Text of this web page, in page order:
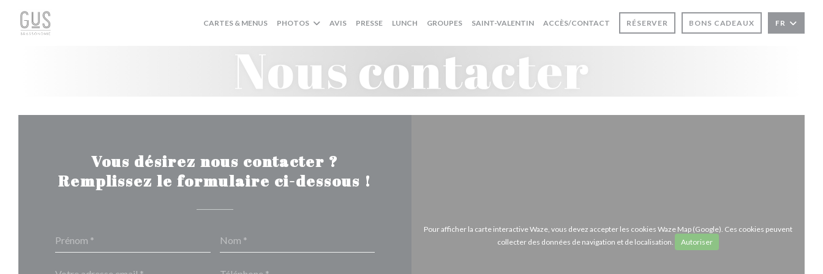
Personnalisation de vos choix en matière de cookies
CARTES & MENUS PHOTOS AVIS PRESSE LUNCH GROUPES((OUVRE UNE NOUVELLE FENÊTRE))
SAINT-VALENTIN((OUVRE UNE NOUVELLE FENÊTRE))
ACCÈS/CONTACT RÉSERVER BONS CADEAUX FR
Nous contacter
Vous désirez nous contacter ?
Remplissez le formulaire ci-dessous !
Pour afficher la carte interactive Waze, vous devez accepter les cookies Waze Map (Google). Ces cookies peuvent
collecter des données de navigation et de localisation.
Autoriser